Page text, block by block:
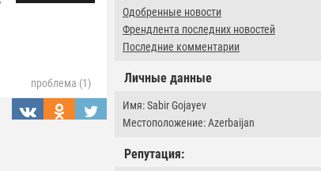
Одобренные новости
Френдлента последних новостей
Последние комментарии
Личные данные
Имя: Sabir Gojayev
Местоположение: Azerbaijan
Репутация:
проблема (1)